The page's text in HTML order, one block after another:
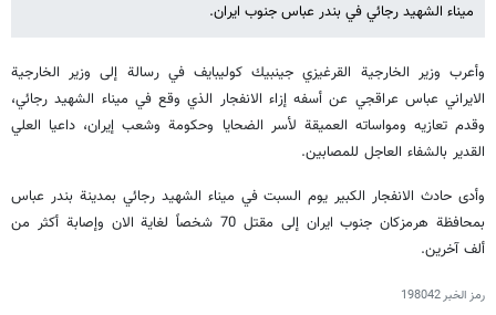
ميناء الشهيد رجائي في بندر عباس جنوب ايران.
وأعرب وزير الخارجية القرغيزي جينبيك كوليبايف في رسالة إلى وزير الخارجية
الايراني عباس عراقجي عن أسفه إزاء الانفجار الذي وقع في ميناء الشهيد رجائي،
وقدم تعازيه ومواساته العميقة لأسر الضحايا وحكومة وشعب إيران، داعيا العلي
القدير بالشفاء العاجل للمصابين.
وأدى حادث الانفجار الكبير يوم السبت في ميناء الشهيد رجائي بمدينة بندر عباس
بمحافظة هرمزكان جنوب ايران إلى مقتل 70 شخصاً لغاية الان وإصابة أكثر من
ألف آخرين.
رمز الخبر198042